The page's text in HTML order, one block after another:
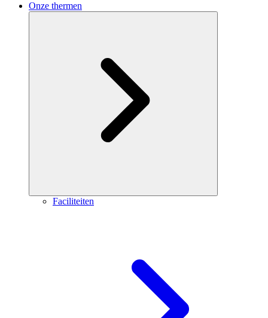
Onze thermen
Faciliteiten